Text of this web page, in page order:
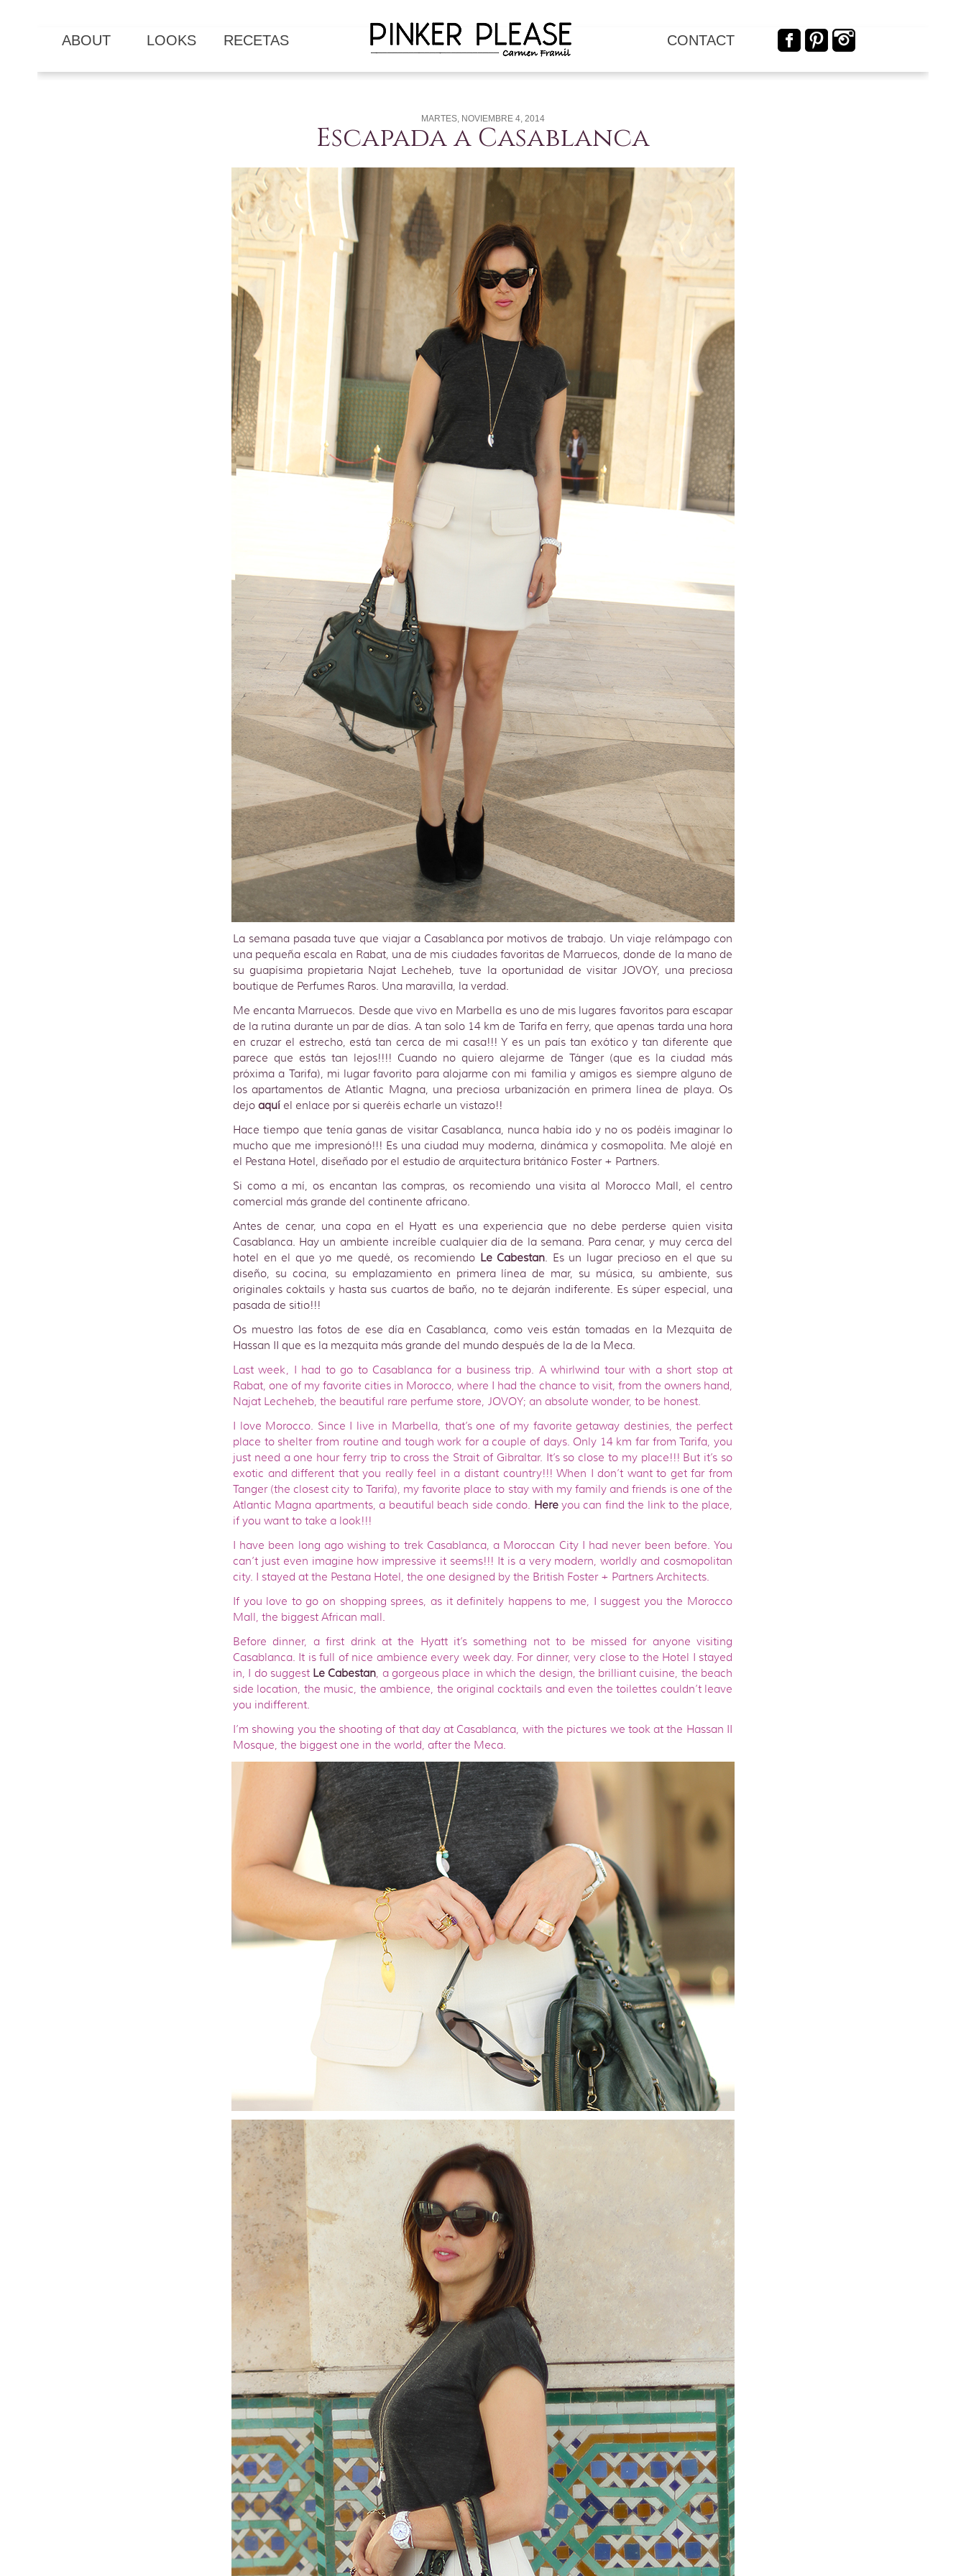
ABOUT LOOKS RECETAS CONTACT
MARTES, NOVIEMBRE 4, 2014
Escapada a Casablanca
La semana pasada tuve que viajar a Casablanca por motivos de trabajo. Un viaje relámpago con
una pequeña escala en Rabat, una de mis ciudades favoritas de Marruecos, donde de la mano de
su guapísima propietaria Najat Lecheheb, tuve la oportunidad de visitar JOVOY, una preciosa
boutique de Perfumes Raros. Una maravilla, la verdad.
Me encanta Marruecos. Desde que vivo en Marbella es uno de mis lugares favoritos para escapar
de la rutina durante un par de días. A tan solo 14 km de Tarifa en ferry, que apenas tarda una hora
en cruzar el estrecho, está tan cerca de mi casa!!! Y es un país tan exótico y tan diferente que
parece que estás tan lejos!!!! Cuando no quiero alejarme de Tánger (que es la ciudad más
próxima a Tarifa), mi lugar favorito para alojarme con mi familia y amigos es siempre alguno de
los apartamentos de Atlantic Magna, una preciosa urbanización en primera línea de playa. Os
dejo aquí el enlace por si queréis echarle un vistazo!!
Hace tiempo que tenía ganas de visitar Casablanca, nunca había ido y no os podéis imaginar lo
mucho que me impresionó!!! Es una ciudad muy moderna, dinámica y cosmopolita. Me alojé en
el Pestana Hotel, diseñado por el estudio de arquitectura británico Foster + Partners.
Si como a mí, os encantan las compras, os recomiendo una visita al Morocco Mall, el centro
comercial más grande del continente africano.
Antes de cenar, una copa en el Hyatt es una experiencia que no debe perderse quien visita
Casablanca. Hay un ambiente increíble cualquier día de la semana. Para cenar, y muy cerca del
hotel en el que yo me quedé, os recomiendo Le Cabestan. Es un lugar precioso en el que su
diseño, su cocina, su emplazamiento en primera línea de mar, su música, su ambiente, sus
originales coktails y hasta sus cuartos de baño, no te dejarán indiferente. Es súper especial, una
pasada de sitio!!!
Os muestro las fotos de ese día en Casablanca, como veis están tomadas en la Mezquita de
Hassan II que es la mezquita más grande del mundo después de la de la Meca.
Last week, I had to go to Casablanca for a business trip. A whirlwind tour with a short stop at
Rabat, one of my favorite cities in Morocco, where I had the chance to visit, from the owners hand,
Najat Lecheheb, the beautiful rare perfume store, JOVOY; an absolute wonder, to be honest.
I love Morocco. Since I live in Marbella, that’s one of my favorite getaway destinies, the perfect
place to shelter from routine and tough work for a couple of days. Only 14 km far from Tarifa, you
just need a one hour ferry trip to cross the Strait of Gibraltar. It’s so close to my place!!! But it’s so
exotic and different that you really feel in a distant country!!! When I don’t want to get far from
Tanger (the closest city to Tarifa), my favorite place to stay with my family and friends is one of the
Atlantic Magna apartments, a beautiful beach side condo. Hereyou can find the link to the place,
if you want to take a look!!!
I have been long ago wishing to trek Casablanca, a Moroccan City I had never been before. You
can’t just even imagine how impressive it seems!!! It is a very modern, worldly and cosmopolitan
city. I stayed at the Pestana Hotel, the one designed by the British Foster + Partners Architects.
If you love to go on shopping sprees, as it definitely happens to me, I suggest you the Morocco
Mall, the biggest African mall.
Before dinner, a first drink at the Hyatt it’s something not to be missed for anyone visiting
Casablanca. It is full of nice ambience every week day. For dinner, very close to the Hotel I stayed
in, I do suggest Le Cabestan, a gorgeous place in which the design, the brilliant cuisine, the beach
side location, the music, the ambience, the original cocktails and even the toilettes couldn’t leave
you indifferent.
I’m showing you the shooting of that day at Casablanca, with the pictures we took at the Hassan II
Mosque, the biggest one in the world, after the Meca.